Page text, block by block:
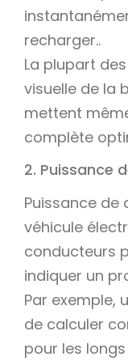
recharger..
La plupart
visuelle de la
mettent
complète
2. Puissance
Puissance
véhicule
conducteurs
indiquer un
Par exemple,
de calculer
pour les